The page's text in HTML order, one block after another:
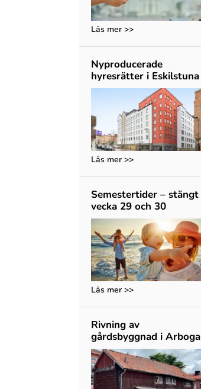
Läs mer >>
Nyproducerade
hyresrätter i Eskilstuna
Läs mer >>
Semestertider – stängt
vecka 29 och 30
Läs mer >>
Rivning av
gårdsbyggnad i Arboga